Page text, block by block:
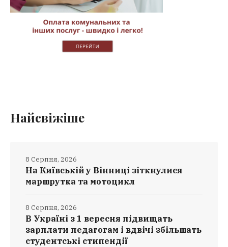
Найсвіжіше
На Київській у Вінниці зіткнулися
маршрутка та мотоцикл
8 Серпня, 2026
В Україні з 1 вересня підвищать
зарплати педагогам і вдвічі збільшать
студентські стипендії
8 Серпня, 2026